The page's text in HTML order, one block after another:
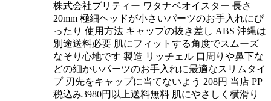
株式会社プリティー ワタナベオイスター 長さ
20mm 極細ヘッドが小さいパーツのお手入れにぴ
ったり 使用方法 キャップの抜き差し ABS 沖縄は
別途送料必要 肌にフィットする角度でスムーズ
なそり心地です 製造 リッチェル 口周りや鼻下な
どの細かいパーツのお手入れに最適なスリムタイ
プ 刃先をキャップに当てないよう 208円 当店 PP
税込み3980円以上送料無料 肌にやさしく横滑り